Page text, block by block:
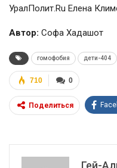
УралПолит.Ru Елена
Автор: Софа Хадашот
гомофобия дети-404
0
710
Поделиться
Гей-